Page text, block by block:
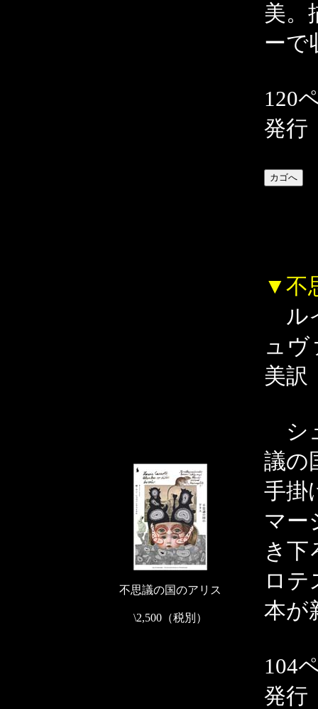
美。
ーで
120
発行
不思議の国のアリス
\2,500（税別）
▼不
ル
ュヴ
美訳
シ
議の
手掛
マー
き下
ロテ
本が
104
発行